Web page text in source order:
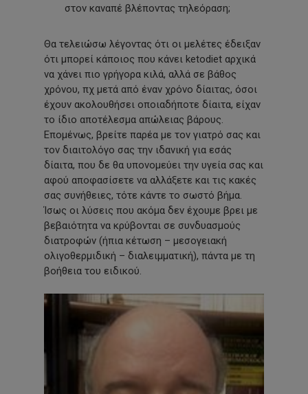
στον καναπέ βλέποντας τηλεόραση;
Θα τελειώσω λέγοντας ότι οι μελέτες έδειξαν
ότι μπορεί κάποιος που κάνει ketodiet αρχικά
να χάνει πιο γρήγορα κιλά, αλλά σε βάθος
χρόνου, πχ μετά από έναν χρόνο δίαιτας, όσοι
έχουν ακολουθήσει οποιαδήποτε δίαιτα, είχαν
το ίδιο αποτέλεσμα απώλειας βάρους.
Επομένως, βρείτε παρέα με τον γιατρό σας και
τον διαιτολόγο σας την ιδανική για εσάς
δίαιτα, που δε θα υπονομεύει την υγεία σας και
αφού αποφασίσετε να αλλάξετε και τις κακές
σας συνήθειες, τότε κάντε το σωστό βήμα.
Ίσως οι λύσεις που ακόμα δεν έχουμε βρει με
βεβαιότητα να κρύβονται σε συνδυασμούς
διατροφών (ήπια κέτωση – μεσογειακή
ολιγοθερμιδική – διαλειμματική), πάντα με τη
βοήθεια του ειδικού.